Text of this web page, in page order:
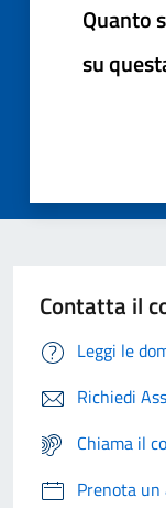
Quanto
su
Contatta il
Leggi le
Richiedi
Chiama il
Prenota